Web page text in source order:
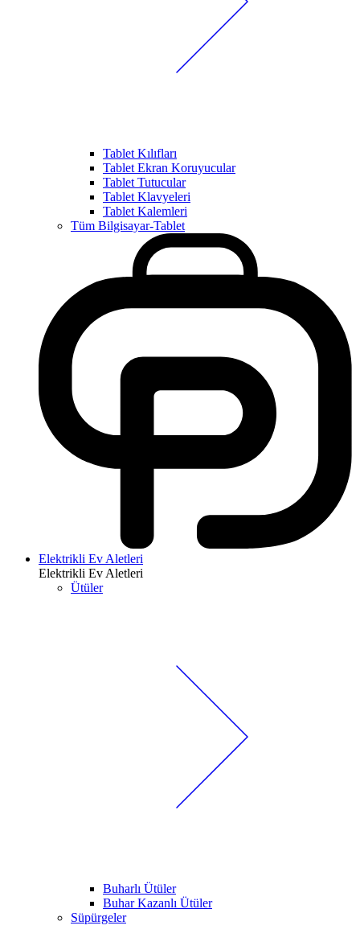
Tablet Kılıfları
Tablet Ekran Koruyucular
Tablet Tutucular
Tablet Klavyeleri
Tablet Kalemleri
Tüm Bilgisayar-Tablet
Elektrikli Ev Aletleri
Elektrikli Ev Aletleri
Ütüler
Buharlı Ütüler
Buhar Kazanlı Ütüler
Süpürgeler